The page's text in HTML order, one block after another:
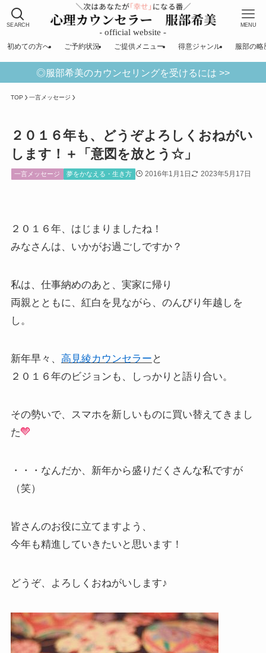
SEARCH MENU
初めての方へ ご予約状況 ご提供メニュー 得意ジャンル 服部の略
◎服部希美のカウンセリングを受けるには >>
TOP 一言メッセージ
２０１６年も、どうぞよろしくおねがい
します！＋「意図を放とう☆」
一言メッセージ 夢をかなえる・生き方 2016年1月1日 2023年5月17日
２０１６年、はじまりましたね！
みなさんは、いかがお過ごしですか？
私は、仕事納めのあと、実家に帰り
両親とともに、紅白を見ながら、のんびり年越しを
し。
新年早々、 高見綾カウンセラー と
２０１６年のビジョンも、しっかりと語り合い。
その勢いで、スマホを新しいものに買い替えてきまし
た
・・・なんだか、新年から盛りだくさんな私ですが
（笑）
皆さんのお役に立てますよう、
今年も精進していきたいと思います！
どうぞ、よろしくおねがいします♪